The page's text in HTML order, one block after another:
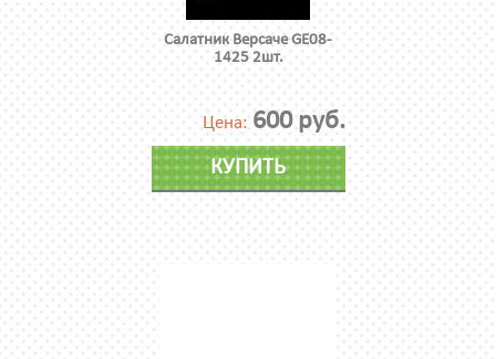
Салатник Версаче GE08-
1425 2шт.
Цена: 600 руб.
КУПИТЬ